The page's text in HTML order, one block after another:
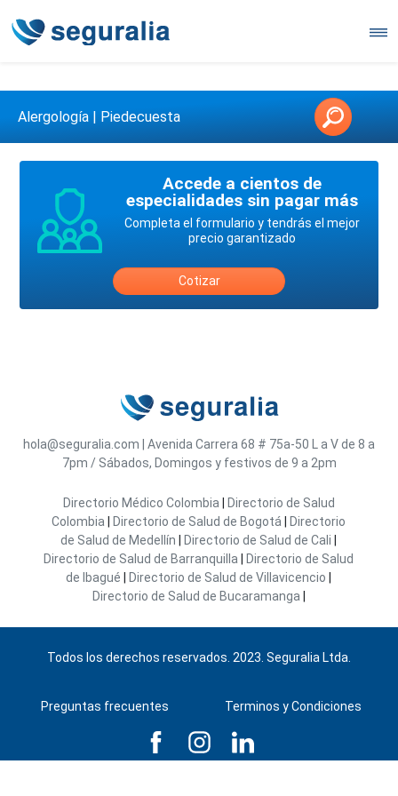
Contáctanos en 3147146006
Alergología | Piedecuesta
Accede a cientos de
especialidades sin pagar más
Completa el formulario y tendrás el mejor
precio garantizado
Cotizar
hola@seguralia.com Avenida Carrera 68 # 75a-50
L a V de 8 a
7pm / Sábados, Domingos y festivos de 9 a 2pm
Directorio Médico Colombia
Directorio de Salud
Colombia
Directorio de Salud de Bogotá
Directorio
de Salud de Medellín
Directorio de Salud de Cali
Directorio de Salud de Barranquilla
Directorio de Salud
de Ibagué
Directorio de Salud de Villavicencio
Directorio de Salud de Bucaramanga
Todos los derechos reservados. 2023. Seguralia Ltda.
Preguntas frecuentes Terminos y Condiciones